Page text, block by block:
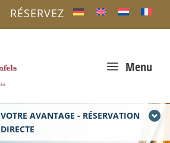
VOTRE AVANTAGE - RÉSERVATION
DIRECTE
a Menu
RÉSERVEZ